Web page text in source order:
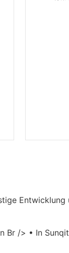
Entwicklung
Br /> • In